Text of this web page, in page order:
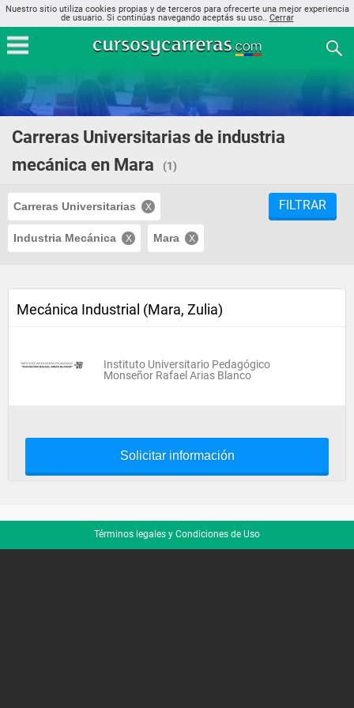
Nuestro sitio utiliza cookies propias y de terceros para ofrecerte una mejor experiencia
de usuario. Si continúas navegando aceptás su uso.. Cerrar
Carreras Universitarias de industria
mecánica en Mara
(1)
Carreras Universitarias
Industria Mecánica Mara
FILTRAR
Mecánica Industrial (Mara, Zulia)
Instituto Universitario Pedagógico
Monseñor Rafael Arias Blanco
Solicitar información
Términos legales y Condiciones de Uso